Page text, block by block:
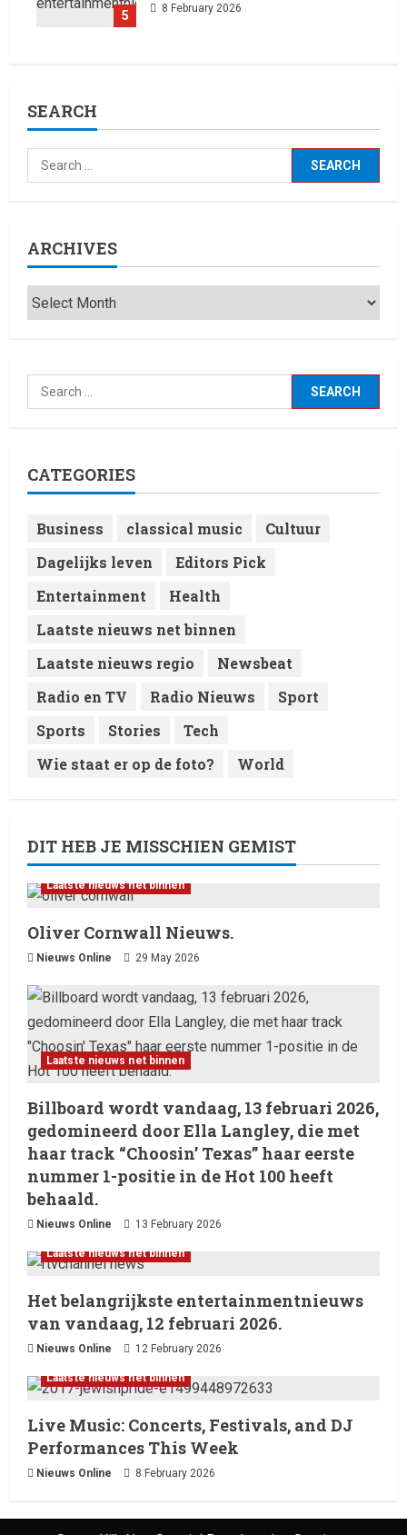
5
8 February 2026
SEARCH
ARCHIVES
CATEGORIES
Business classical music
Cultuur
Dagelijks leven
Editors Pick
Entertainment
Health
Laatste nieuws net binnen
Laatste nieuws regio
Newsbeat
Radio en TV
Radio Nieuws
Sport
Sports
Stories
Tech
Wie staat er op de foto?
World
DIT HEB JE MISSCHIEN GEMIST
Laatste nieuws net binnen
Oliver Cornwall Nieuws.
Nieuws Online 29 May 2026
Laatste nieuws net binnen
Billboard wordt vandaag, 13 februari 2026,
gedomineerd door Ella Langley, die met
haar track “Choosin’ Texas” haar eerste
nummer 1-positie in de Hot 100 heeft
behaald.
Nieuws Online 13 February 2026
Laatste nieuws net binnen
Het belangrijkste entertainmentnieuws
van vandaag, 12 februari 2026.
Nieuws Online 12 February 2026
Laatste nieuws net binnen
Live Music: Concerts, Festivals, and DJ
Performances This Week
Nieuws Online 8 February 2026